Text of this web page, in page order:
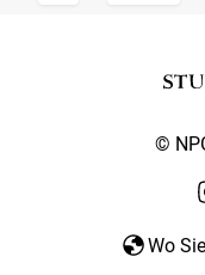
©
Wo